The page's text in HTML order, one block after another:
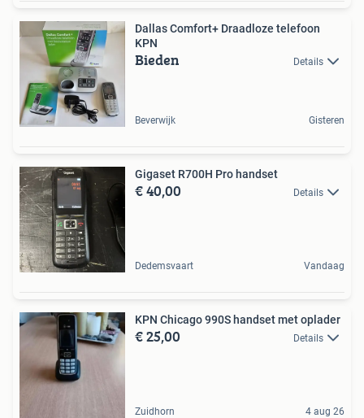
Dallas Comfort+ Draadloze telefoon
KPN
Bieden Details
Beverwijk Gisteren
Gigaset R700H Pro handset
€ 40,00 Details
Dedemsvaart Vandaag
KPN Chicago 990S handset met oplader
€ 25,00 Details
Zuidhorn 4 aug 26